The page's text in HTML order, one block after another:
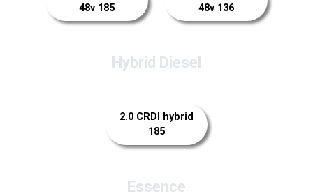
48v 185
48v 136
Hybrid Diesel
2.0 CRDI hybrid
185
Essence